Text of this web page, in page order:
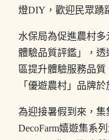
燈DIY，歡迎民眾踴
水保局為促進農村
體驗品質評鑑」，
區提升體驗服務品
「優遊農村」品牌
為迎接暑假到來，
DecoFarm嬉遊集系